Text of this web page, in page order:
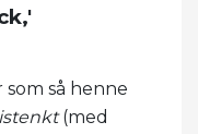
så henne
(med